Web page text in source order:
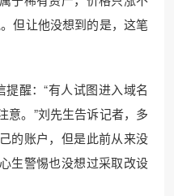
但让他没想到的是，这笔
醒：“有人试图进入域名
意。”刘先生告诉记者，多
的账户，但是此前从来没
生警惕也没想过采取改设